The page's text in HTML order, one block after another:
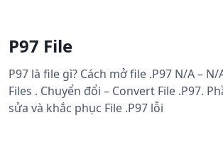
P97 File
P97 là file gì? Cách mở file .P97 N/A – N/
Files . Chuyển đổi – Convert File .P97.
sửa và khắc phục File .P97 lỗi